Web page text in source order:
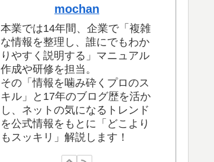
mochan
本業では14年間、企業で「複雑
な情報を整理し、誰にでもわか
りやすく説明する」マニュアル
作成や研修を担当。
その「情報を噛み砕くプロのス
キル」と17年のブログ歴を活か
し、ネットの気になるトレンド
を公式情報をもとに「どこより
もスッキリ」解説します！